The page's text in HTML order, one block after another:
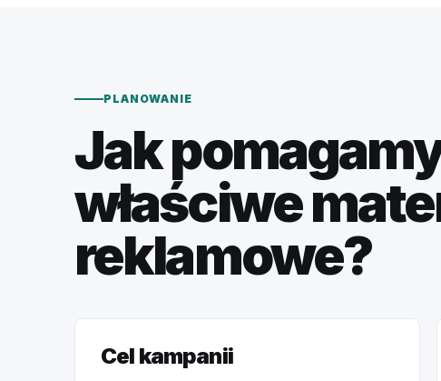
PLANOWANIE
Jak
właściwe
reklamowe?
Cel kampanii